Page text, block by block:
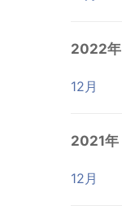
2022年
12月
2021年
12月